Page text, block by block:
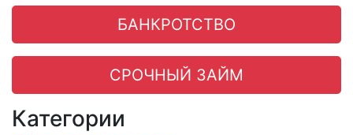
БАНКРОТСТВО
СРОЧНЫЙ ЗАЙМ
Категории